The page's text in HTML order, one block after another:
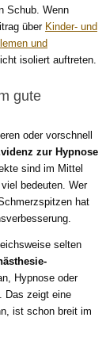
Schub. Wenn
über Kinder- und
und
isoliert auftreten.
gute
oder vorschnell
zur Hypnose
sind im Mittel
bedeuten. Wer
hat
selten
Hypnose oder
Das zeigt eine
ist schon breit im